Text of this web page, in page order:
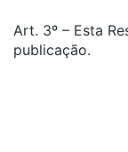
Art. 3º – Esta
publicação.